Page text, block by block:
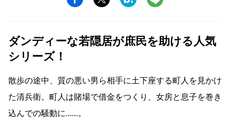
ダンディーな若隠居が庶民を助ける人気
シリーズ！
散歩の途中、質の悪い男ら相手に土下座する町人を見かけ
た清兵衛。町人は賭場で借金をつくり、女房と息子を巻き
込んでの騒動に……。